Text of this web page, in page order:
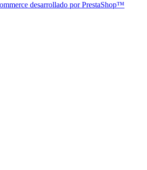
desarrollado por PrestaShop™